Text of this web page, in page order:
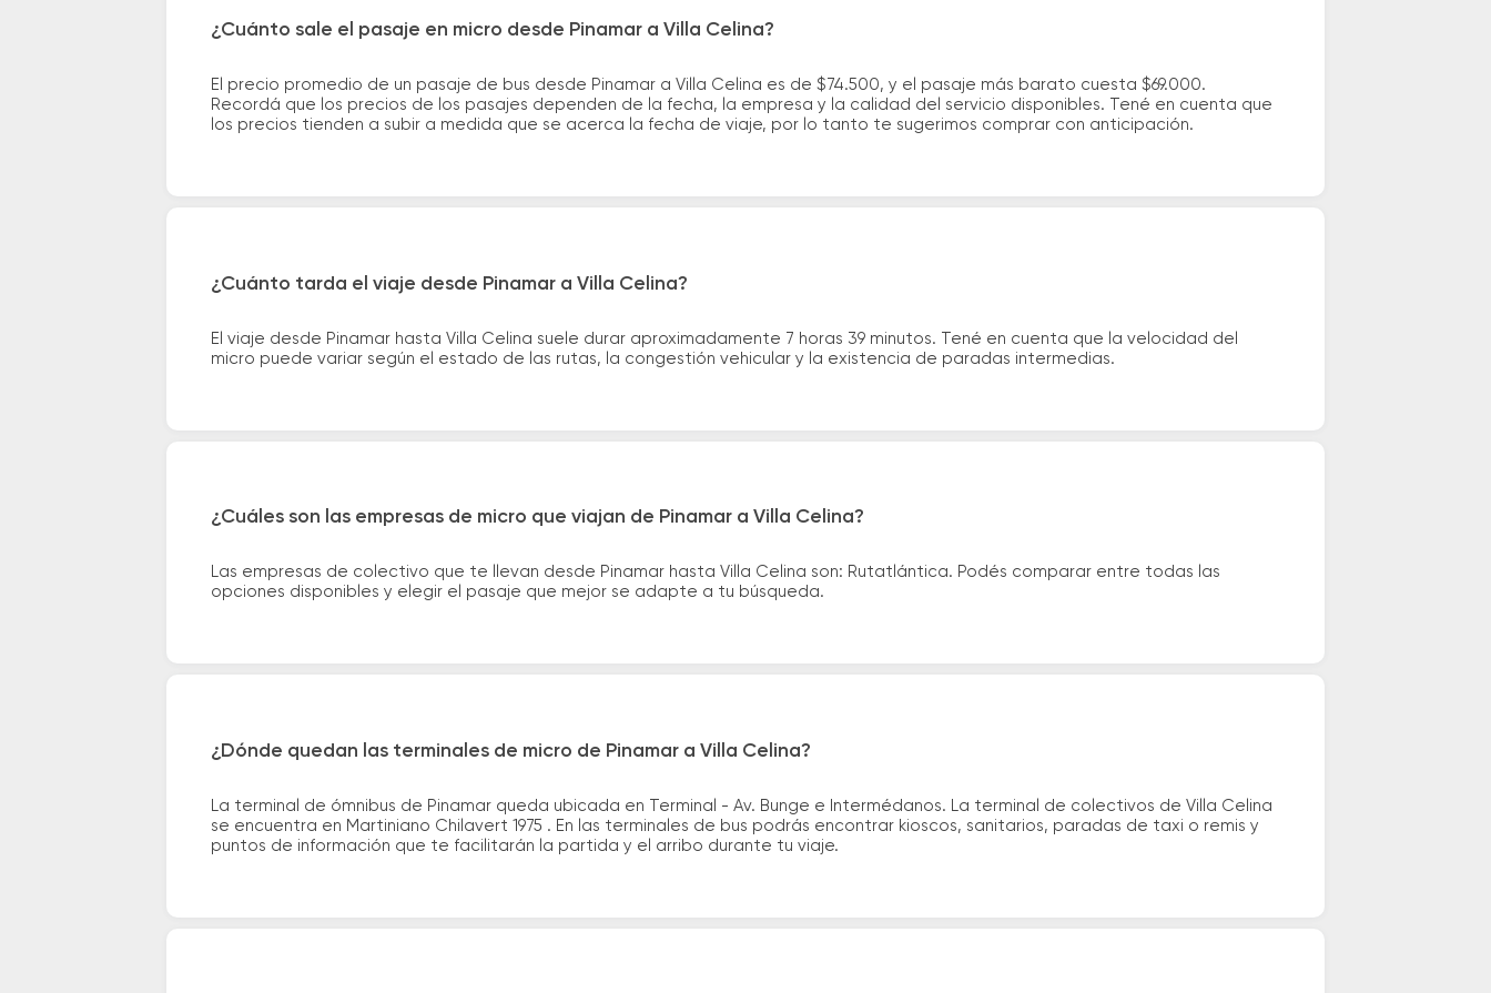
¿Cuánto sale el pasaje en micro desde Pinamar a Villa Celina?
El precio promedio de un pasaje de bus desde Pinamar a Villa Celina es de $74.500, y el pasaje más barato cuesta $69.000.
Recordá que los precios de los pasajes dependen de la fecha, la empresa y la calidad del servicio disponibles. Tené en cuenta que
los precios tienden a subir a medida que se acerca la fecha de viaje, por lo tanto te sugerimos comprar con anticipación.
¿Cuánto tarda el viaje desde Pinamar a Villa Celina?
El viaje desde Pinamar hasta Villa Celina suele durar aproximadamente 7 horas 39 minutos. Tené en cuenta que la velocidad del
micro puede variar según el estado de las rutas, la congestión vehicular y la existencia de paradas intermedias.
¿Cuáles son las empresas de micro que viajan de Pinamar a Villa Celina?
Las empresas de colectivo que te llevan desde Pinamar hasta Villa Celina son: Rutatlántica. Podés comparar entre todas las
opciones disponibles y elegir el pasaje que mejor se adapte a tu búsqueda.
¿Dónde quedan las terminales de micro de Pinamar a Villa Celina?
La terminal de ómnibus de Pinamar queda ubicada en Terminal - Av. Bunge e Intermédanos. La terminal de colectivos de Villa Celina
se encuentra en Martiniano Chilavert 1975 . En las terminales de bus podrás encontrar kioscos, sanitarios, paradas de taxi o remis y
puntos de información que te facilitarán la partida y el arribo durante tu viaje.